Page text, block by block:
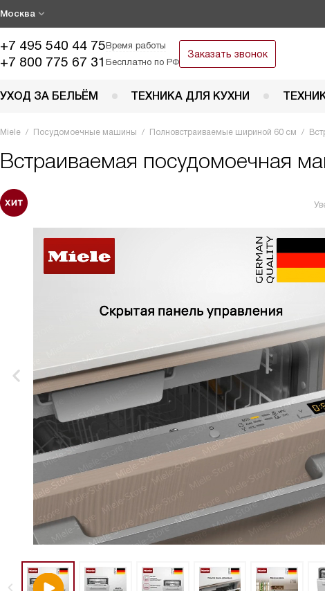
Москва
+7 495 540 44 75Время работы
+7 800 775 67 31 Бесплатно по РФ
Заказать звонок
УХОД ЗА БЕЛЬЁМ ТЕХНИКА ДЛЯ КУХНИ
Miele Посудомоечные машины Полновстраиваемые шириной 60 см
Встраиваемая посудомоечная